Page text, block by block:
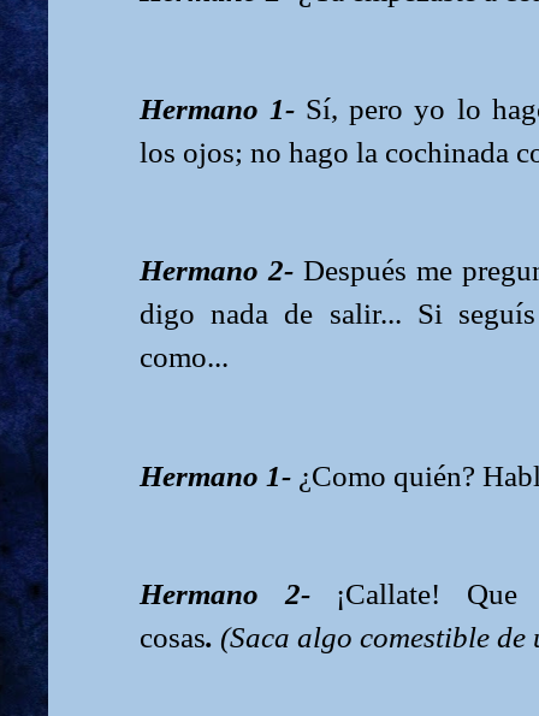
Hermano 1- Sí, pero yo lo
los ojos; no hago la cochinada
Hermano 2- Después me
digo nada de salir... Si
como...
Hermano 1- ¿Como quién?
Hermano 2- ¡Callate!
cosas. (Saca algo comestible